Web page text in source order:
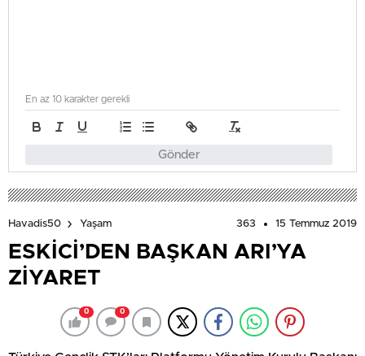
Gönder
En az 10 karakter gerekli
Havadis50 Yaşam 363 15 Temmuz 2019
ESKİCİ’DEN BAŞKAN ARI’YA
ZİYARET
0 0